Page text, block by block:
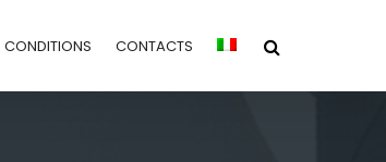
CONDITIONS CONTACTS